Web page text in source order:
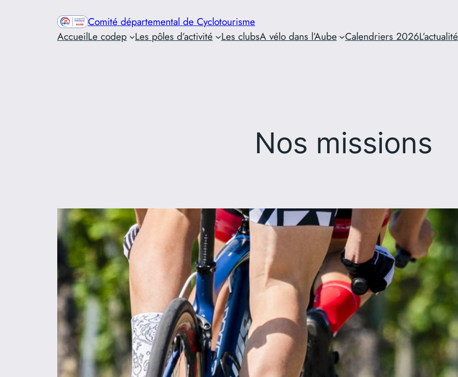
Comité départemental de Cyclotourisme
AccueilLe codep Les pôles d’activité Les clubsA vélo dans l’Aube Calendriers 2026L’actualité
Nos missions